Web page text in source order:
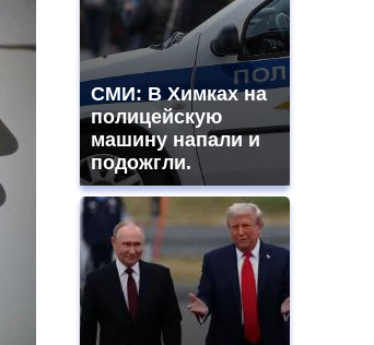
СМИ: В Химках на
полицейскую
машину напали и
подожгли.